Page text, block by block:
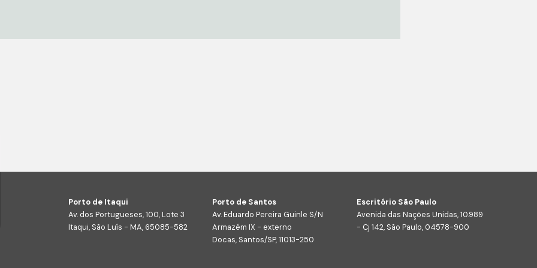
Porto de Itaqui
Av. dos Portugueses, 100, Lote 3
Itaqui, São Luís - MA, 65085-582
Porto de Santos
Av. Eduardo Pereira Guinle S/N
Armazém IX - externo
Docas, Santos/SP, 11013-250
Escritório São Paulo
Avenida das Nações Unidas, 10.989
- Cj 142, São Paulo, 04578-900